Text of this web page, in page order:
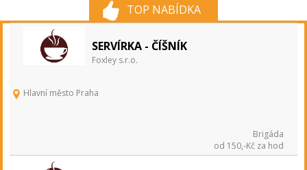
TOP NABÍDKA
SERVÍRKA - ČÍŠNÍK
Foxley s.r.o.
Hlavní město Praha
Brigáda
od 150,-Kč za hod